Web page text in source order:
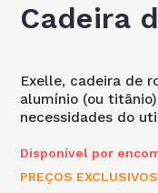
Cadeira
Exelle, cadeira de
alumínio (ou
necessidades do
Disponível por
PREÇOS